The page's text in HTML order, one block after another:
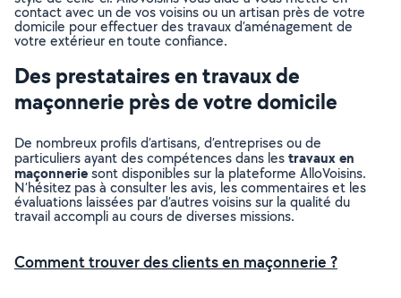
contact avec un de vos voisins ou un artisan près de votre
domicile pour effectuer des travaux d’aménagement de
votre extérieur en toute confiance.
Des prestataires en travaux de
maçonnerie près de votre domicile
De nombreux profils d’artisans, d’entreprises ou de
particuliers ayant des compétences dans lestravaux en
maçonneriesont disponibles sur la plateforme AlloVoisins.
N’hésitez pas à consulter les avis, les commentaires et les
évaluations laissées par d’autres voisins sur la qualité du
travail accompli au cours de diverses missions.
Comment trouver des clients en maçonnerie ?